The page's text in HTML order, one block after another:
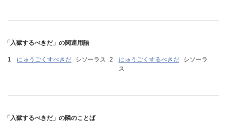
「入獄するべきだ」の関連用語
にゅうごくすべきだ シソーラス にゅうごくするべきだ
シソーラ
ス
「入獄するべきだ」の隣のことば